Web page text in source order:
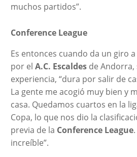
muchos partidos”.
Conference League
Es entonces cuando da un giro
por el A.C. Escaldesde Andorra,
experiencia, “dura por salir de
La gente me acogió muy bien y
casa. Quedamos cuartos en la
Copa, lo que nos dio la
previa de la Conference League
increíble”.